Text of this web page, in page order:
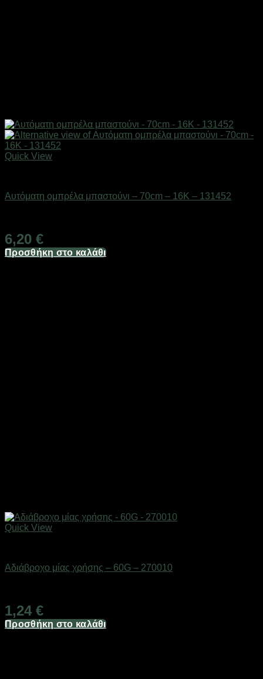
Quick View
Αυτόματη ομπρέλα μπαστούνι – 70cm – 16K – 131452
6,20 €
Προσθήκη στο καλάθι
Quick View
Αδιάβροχο μίας χρήσης – 60G – 270010
1,24 €
Προσθήκη στο καλάθι